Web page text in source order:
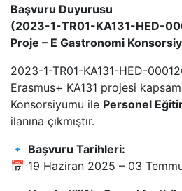
Başvuru Duyurusu
(2023-1-TR01-KA131-HED-
Proje – E Gastronomi
2023-1-TR01-KA131-HED-
Erasmus+ KA131 projesi
Konsorsiyumu ile Personel
ilanına çıkmıştır.
🔹 Başvuru Tarihleri:
📅 19 Haziran 2025 – 03